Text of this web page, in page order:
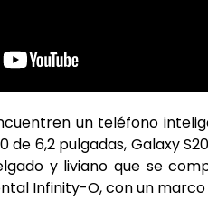
un teléfono
de 6,2 pulgadas, Galaxy
y liviano que se
Infinity-O, con un marco